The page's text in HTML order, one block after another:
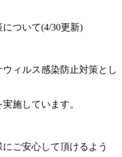
ついて(4/30更新)
ィルス感染防止対策とし
施しています。
ご安心して頂けるよう